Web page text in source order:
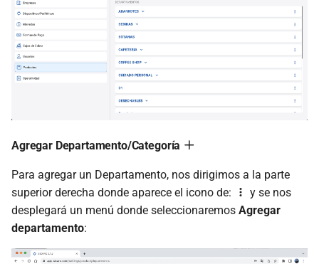
Agregar Departamento/Categoría
Para agregar un Departamento, nos dirigimos a la parte
superior derecha donde aparece el icono de:
y se nos
desplegará un menú donde seleccionaremos Agregar
departamento: